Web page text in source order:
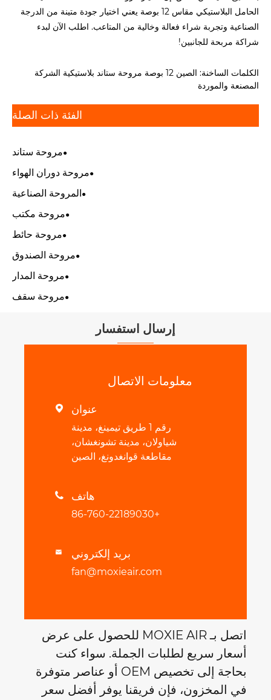
الحامل البلاستيكي مقاس 12 بوصة يعني اختيار جودة متينة من الدرجة
الصناعية وتجربة شراء فعالة وخالية من المتاعب. اطلب الآن لبدء
شراكة مربحة للجانبين!
الكلمات الساخنة: الصين 12 بوصة مروحة ستاند بلاستيكية الشركة
المصنعة والموردة
الفئة ذات الصلة
مروحة ستاند
مروحة دوران الهواء
المروحة الصناعية
مروحة مكتب
مروحة حائط
مروحة الصندوق
مروحة المدار
مروحة سقف
إرسال استفسار
معلومات الاتصال
 عنوان
رقم 1 طريق تيمينغ، مدينة
شياولان، مدينة تشونغشان،
مقاطعة قوانغدونغ، الصين
 هاتف
+86-760-22189030
 بريد إلكتروني
fan@moxieair.com
اتصل بـ MOXIE AIR للحصول على عرض
أسعار سريع لطلبات الجملة. سواء كنت
بحاجة إلى تخصيص OEM أو عناصر متوفرة
في المخزون، فإن فريقنا يوفر أفضل سعر